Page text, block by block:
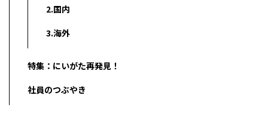
2.国内
3.海外
特集：にいがた再発見！
社員のつぶやき